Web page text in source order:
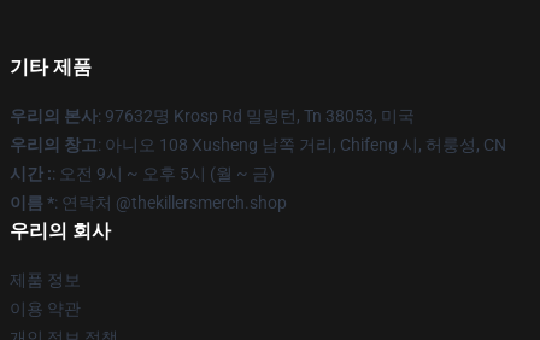
기타 제품
우리의 본사: 97632명 Krosp Rd 밀링턴, Tn 38053, 미국
우리의 창고: 아니오 108 Xusheng 남쪽 거리, Chifeng 시, 허룽성, CN
시간 :: 오전 9시 ~ 오후 5시 (월 ~ 금)
이름 *: 연락처 @thekillersmerch.shop
우리의 회사
제품 정보
이용 약관